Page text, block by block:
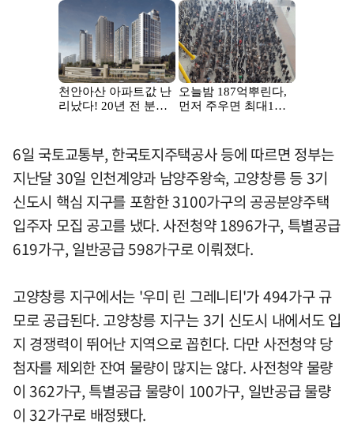
6일 국토교통부, 한국토지주택공사 등에 따르면 정부는
지난달 30일 인천계양과 남양주왕숙, 고양창릉 등 3기
신도시 핵심 지구를 포함한 3100가구의 공공분양주택
입주자 모집 공고를 냈다. 사전청약 1896가구, 특별공급
619가구, 일반공급 598가구로 이뤄졌다.
고양창릉 지구에서는 '우미 린 그레니티'가 494가구 규
모로 공급된다. 고양창릉 지구는 3기 신도시 내에서도 입
지 경쟁력이 뛰어난 지역으로 꼽힌다. 다만 사전청약 당
첨자를 제외한 잔여 물량이 많지는 않다. 사전청약 물량
이 362가구, 특별공급 물량이 100가구, 일반공급 물량
이 32가구로 배정됐다.